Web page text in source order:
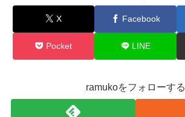
X Facebook
Pocket LINE
ramukoをフォローする